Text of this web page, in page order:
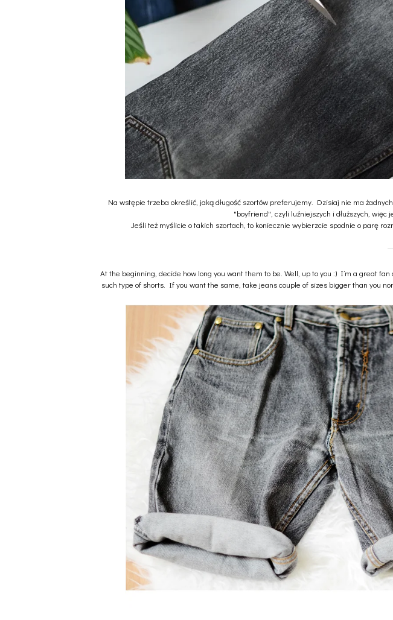
Na wstępie trzeba określić, jaką długość szortów preferujemy. Dzisiaj nie ma
"boyfriend", czyli luźniejszych i dłuższych, więc
Jeśli też myślicie o takich szortach, to koniecznie wybierzcie spodnie o parę
At the beginning, decide how long you want them to be. Well, up to you :) I’m a great
such type of shorts. If you want the same, take jeans couple of sizes bigger than you